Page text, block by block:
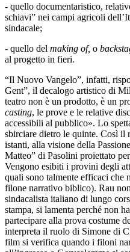
- quello documentaristico,
schiavi” nei campi agricoli
sindacale;
- quello del making of, o
al progetto in fieri.
“Il Nuovo Vangelo”, infatti,
Gent”, il decalogo artistico di
teatro non è un prodotto, è un
casting, le prove e le relative
accessibili al pubblico». Lo
sbirciare dietro le quinte. Così il
istanti, alla visione della
Matteo” di Pasolini proiettato
Vengono esibiti i provini degli
quali sono talmente efficaci che
filone narrativo biblico). Rau
sindacalista italiano di lungo
stampa, si lamenta perché non
partecipare alla prova costume
interpreta il ruolo di Simone di
film si verifica quando i filoni